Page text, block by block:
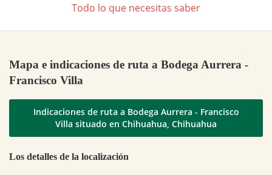
Todo lo que necesitas saber
Mapa e indicaciones de ruta a Bodega Aurrera -
Francisco Villa
Indicaciones de ruta a Bodega Aurrera - Francisco
Villa situado en Chihuahua, Chihuahua
Los detalles de la localización